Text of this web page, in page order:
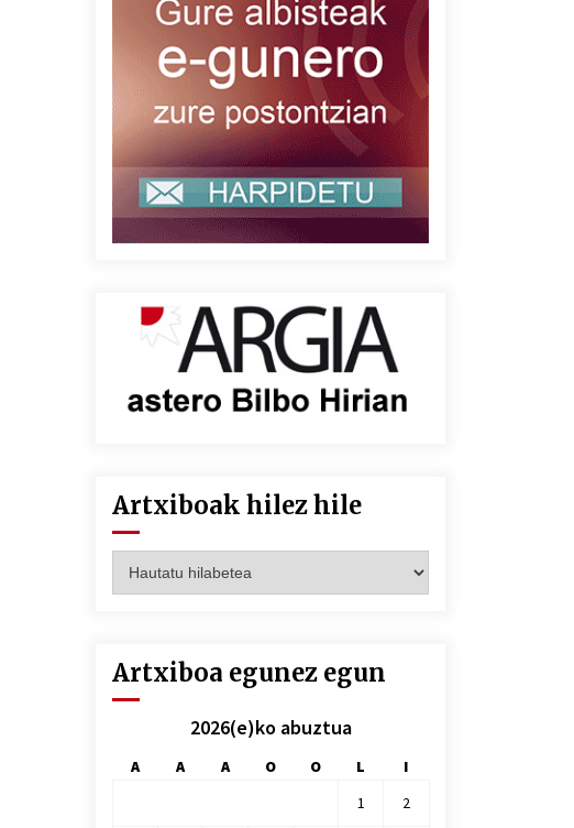
Artxiboak hilez hile
hilez
Artxiboa egunez egun
2026(e)ko abuztua
A A A O O L
I
1
2